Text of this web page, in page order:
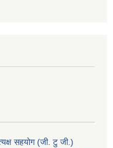
सहयोग (जी. टु जी.)